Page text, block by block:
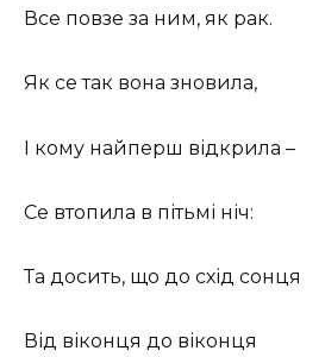
Все повзе за ним, як рак.
Як се так вона зновила,
І кому найперш відкрила –
Се втопила в пітьмі ніч:
Та досить, що до схід сонця
Від віконця до віконця